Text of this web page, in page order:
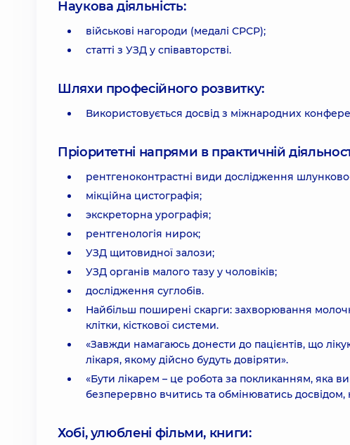
Наукова діяльність:
військові нагороди (медалі СРСР);
статті з УЗД у співавторстві.
Шляхи професійного розвитку:
Використовується досвід з міжнародних
Пріоритетні напрями в практичній
рентгеноконтрастні види дослідження
мікційна цистографія;
экскреторна урографія;
рентгенологія нирок;
УЗД щитовидної залози;
УЗД органів малого тазу у чоловіків;
дослідження суглобів.
Найбільш поширені скарги: захворювання
клітки, кісткової системи.
«Завжди намагаюсь донести до пацієнтів, що
лікаря, якому дійсно будуть довіряти».
«Бути лікарем – це робота за покликанням, яка
безперервно вчитись та обмінюватись досвідом,
Хобі, улюблені фільми, книги: